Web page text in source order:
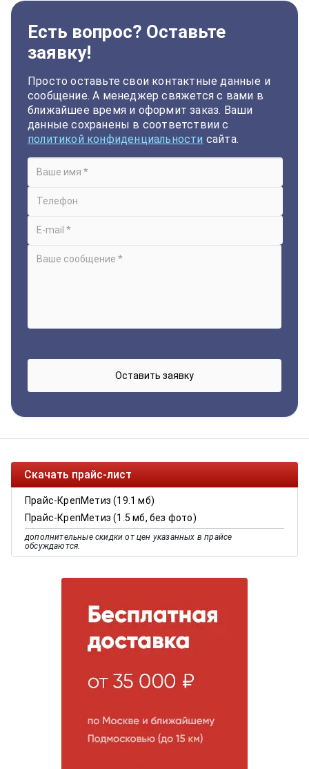
Есть вопрос? Оставьте
заявку!
Просто оставьте свои контактные данные и
сообщение. А менеджер свяжется с вами в
ближайшее время и оформит заказ. Ваши
данные сохранены в соответствии с
политикой конфиденциальности сайта.
Скачать прайс-лист
Прайс-КрепМетиз (19.1 мб)
Прайс-КрепМетиз (1.5 мб, без фото)
дополнительные скидки от цен указанных в прайсе
обсуждаются.